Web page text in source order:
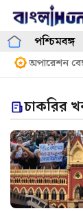
Skip
contentপশ্চিমবঙ্গ
অপারেশন
চাকরির